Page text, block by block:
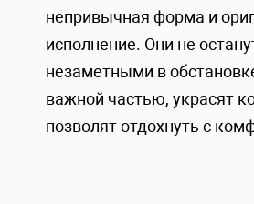
непривычная форма и
исполнение. Они не
незаметными в
важной частью, украсят
позволят отдохнуть с